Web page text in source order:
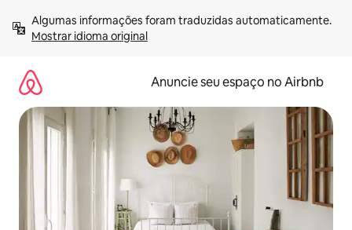
para
Mostrar idioma original
Anuncie seu espaço no Airbnb